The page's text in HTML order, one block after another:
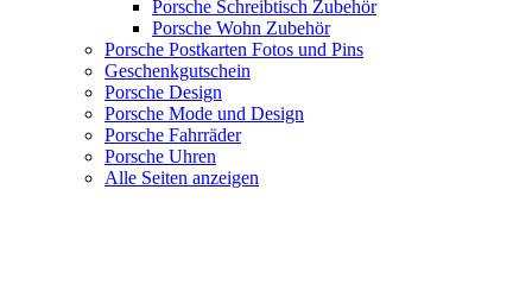
Porsche Schreibtisch Zubehör
Porsche Wohn Zubehör
Porsche Postkarten Fotos und Pins
Geschenkgutschein
Porsche Design
Porsche Mode und Design
Porsche Fahrräder
Porsche Uhren
Alle Seiten anzeigen